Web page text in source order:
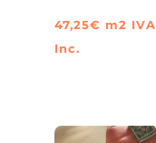
47,25€ m2 IVA
Inc.